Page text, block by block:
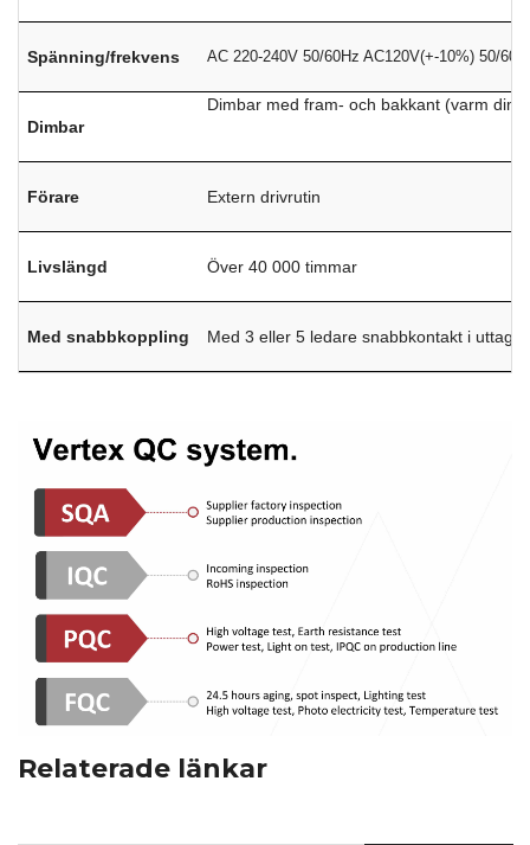
Spänning/frekvens AC 220-240V 50/60Hz AC120V(+-10%) 50/
Dimbar
Dimbar med fram- och bakkant (varm
Förare Extern drivrutin
Livslängd Över 40 000 timmar
Med snabbkoppling Med 3 eller 5 ledare snabbkontakt i
Relaterade länkar